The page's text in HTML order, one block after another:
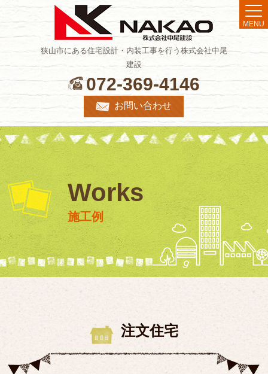
狭山市にある住宅設計・内装工事を行う株式会社中尾
建設
072-369-4146
お問い合わせ
MENU
Works
施工例
注文住宅